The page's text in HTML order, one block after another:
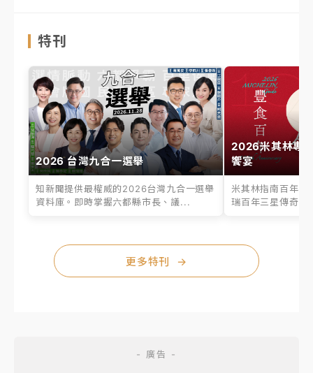
特刊
2026 台灣九合一選舉
知新聞提供最權威的2026台灣九合一選舉
資料庫。即時掌握六都縣市長、議...
2026米其林專
饗宴
米其林指南百年之
瑞百年三星傳奇、
更多特刊 →